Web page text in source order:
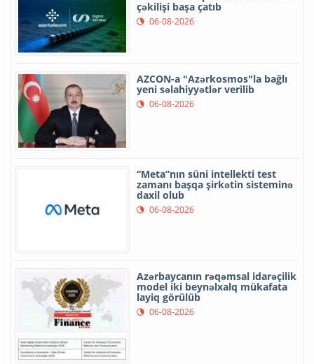
çəkilişi başa çatıb
06-08-2026
AZCON-a "Azərkosmos"la bağlı
yeni səlahiyyətlər verilib
06-08-2026
“Meta”nın süni intellekti test
zamanı başqa şirkətin sisteminə
daxil olub
06-08-2026
Azərbaycanın rəqəmsal idarəçilik
model iki beynəlxalq mükafata
layiq görülüb
06-08-2026